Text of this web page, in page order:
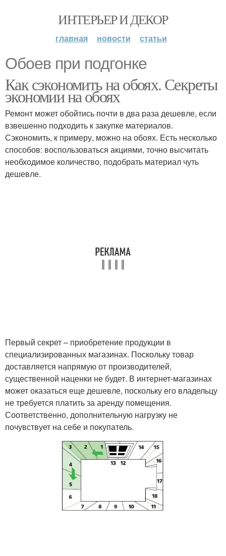
ИНТЕРЬЕР И ДЕКОР
главная новости статьи
Обоев при подгонке
Как сэкономить на обоях. Секреты
экономии на обоях
Ремонт может обойтись почти в два раза дешевле, если
взвешенно подходить к закупке материалов.
Сэкономить, к примеру, можно на обоях. Есть несколько
способов: воспользоваться акциями, точно высчитать
необходимое количество, подобрать материал чуть
дешевле.
Первый секрет – приобретение продукции в
специализированных магазинах. Поскольку товар
доставляется напрямую от производителей,
существенной наценки не будет. В интернет-магазинах
может оказаться еще дешевле, поскольку его владельцу
не требуется платить за аренду помещения.
Соответственно, дополнительную нагрузку не
почувствует на себе и покупатель.